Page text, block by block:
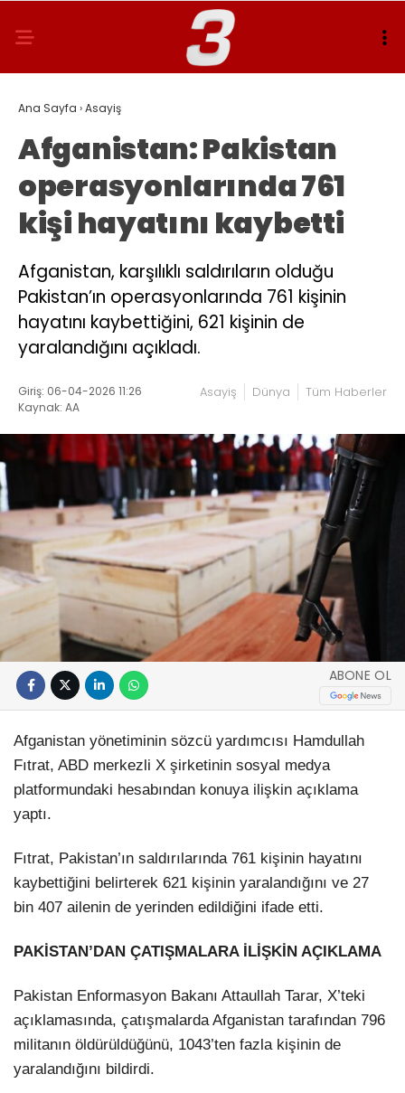
Ana Sayfa ›Asayiş
Afganistan: Pakistan
operasyonlarında 761
kişi hayatını kaybetti
Afganistan, karşılıklı saldırıların olduğu
Pakistan’ın operasyonlarında 761 kişinin
hayatını kaybettiğini, 621 kişinin de
yaralandığını açıkladı.
Giriş: 06-04-2026 11:26
Kaynak: AA
Asayiş Dünya Tüm Haberler
ABONE OL
Afganistan yönetiminin sözcü yardımcısı Hamdullah
Fıtrat, ABD merkezli X şirketinin sosyal medya
platformundaki hesabından konuya ilişkin açıklama
yaptı.
Fıtrat, Pakistan’ın saldırılarında 761 kişinin hayatını
kaybettiğini belirterek 621 kişinin yaralandığını ve 27
bin 407 ailenin de yerinden edildiğini ifade etti.
PAKİSTAN’DAN ÇATIŞMALARA İLİŞKİN AÇIKLAMA
Pakistan Enformasyon Bakanı Attaullah Tarar, X’teki
açıklamasında, çatışmalarda Afganistan tarafından 796
militanın öldürüldüğünü, 1043’ten fazla kişinin de
yaralandığını bildirdi.